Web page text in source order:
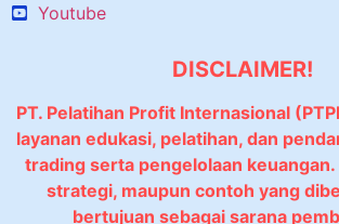
Youtube
DISCLAIMER!
PT. Pelatihan Profit Internasional
layanan edukasi, pelatihan, dan
trading serta pengelolaan keuangan.
strategi, maupun contoh yang
bertujuan sebagai sarana